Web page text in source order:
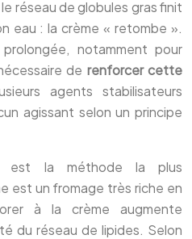
réseau de globules gras finit
eau : la crème « retombe ».
notamment pour
de renforcer cette
agents stabilisateurs
agissant selon un principe
est la méthode la plus
est un fromage très riche en
à la crème augmente
du réseau de lipides. Selon